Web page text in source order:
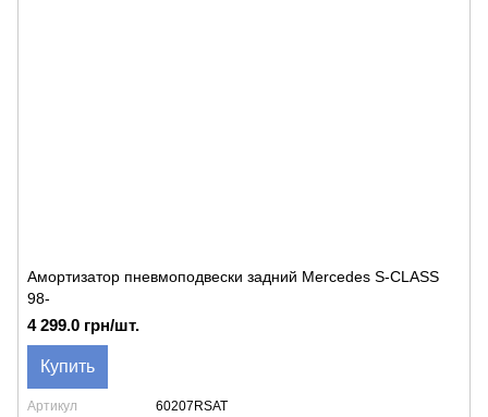
Амортизатор пневмоподвески задний Mercedes S-CLASS
98-
4 299.0 грн/шт.
Купить
Артикул
60207RSAT